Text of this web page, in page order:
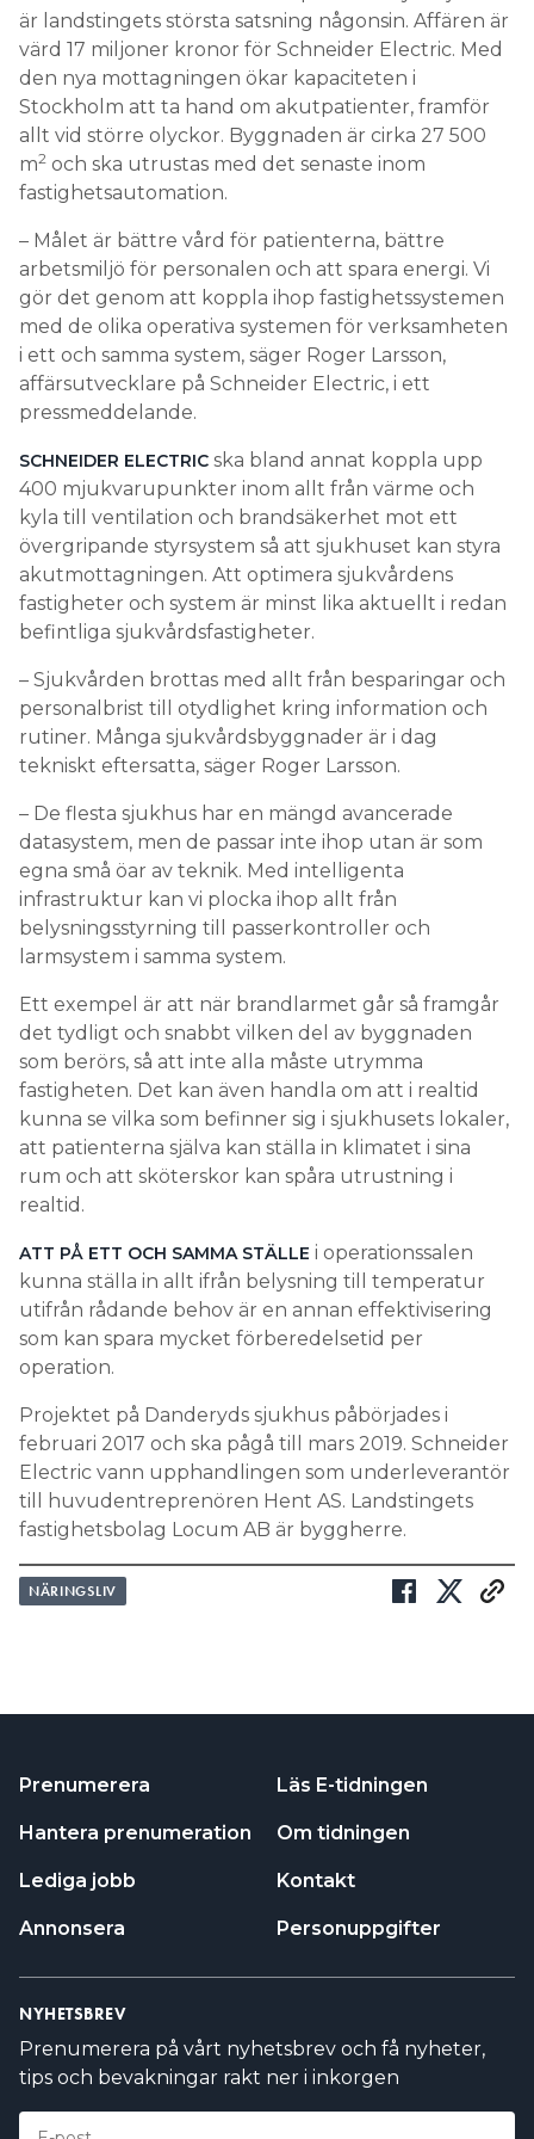
är landstingets största satsning någonsin. Affären är
värd 17 miljoner kronor för Schneider Electric. Med
den nya mottagningen ökar kapaciteten i
Stockholm att ta hand om akutpatienter, framför
allt vid större olyckor. Byggnaden är cirka 27 500
m2 och ska utrustas med det senaste inom
fastighetsautomation.
– Målet är bättre vård för patienterna, bättre
arbetsmiljö för personalen och att spara energi. Vi
gör det genom att koppla ihop fastighetssystemen
med de olika operativa systemen för verksamheten
i ett och samma system, säger Roger Larsson,
affärsutvecklare på Schneider Electric, i ett
pressmeddelande.
SCHNEIDER ELECTRIC ska bland annat koppla upp
400 mjukvarupunkter inom allt från värme och
kyla till ventilation och brandsäkerhet mot ett
övergripande styrsystem så att sjukhuset kan styra
akutmottagningen. Att optimera sjukvårdens
fastigheter och system är minst lika aktuellt i redan
befintliga sjukvårdsfastigheter.
– Sjukvården brottas med allt från besparingar och
personalbrist till otydlighet kring information och
rutiner. Många sjukvårdsbyggnader är i dag
tekniskt eftersatta, säger Roger Larsson.
– De flesta sjukhus har en mängd avancerade
datasystem, men de passar inte ihop utan är som
egna små öar av teknik. Med intelligenta
infrastruktur kan vi plocka ihop allt från
belysningsstyrning till passerkontroller och
larmsystem i samma system.
Ett exempel är att när brandlarmet går så framgår
det tydligt och snabbt vilken del av byggnaden
som berörs, så att inte alla måste utrymma
fastigheten. Det kan även handla om att i realtid
kunna se vilka som befinner sig i sjukhusets lokaler,
att patienterna själva kan ställa in klimatet i sina
rum och att sköterskor kan spåra utrustning i
realtid.
ATT PÅ ETT OCH SAMMA STÄLLE i operationssalen
kunna ställa in allt ifrån belysning till temperatur
utifrån rådande behov är en annan effektivisering
som kan spara mycket förberedelsetid per
operation.
Projektet på Danderyds sjukhus påbörjades i
februari 2017 och ska pågå till mars 2019. Schneider
Electric vann upphandlingen som underleverantör
till huvudentreprenören Hent AS. Landstingets
fastighetsbolag Locum AB är byggherre.
NÄRINGSLIV
Prenumerera
Hantera prenumeration
Lediga jobb
Annonsera
Läs E-tidningen
Om tidningen
Kontakt
Personuppgifter
NYHETSBREV
Prenumerera på vårt nyhetsbrev och få nyheter,
tips och bevakningar rakt ner i inkorgen